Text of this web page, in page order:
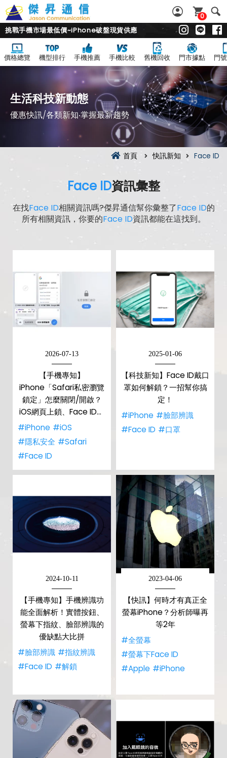
0
挑戰手機市場最低價~iPhone破盤現貨供應
價格總覽 機型排行 手機推薦 手機比較 舊機回收 門市據點 門
生活科技新動態
優惠快訊/各類新知‧掌握最新趨勢
首頁 快訊新知 Face ID
Face ID資訊彙整
在找Face ID相關資訊嗎?傑昇通信幫你彙整了Face ID的
所有相關資訊，你要的Face ID資訊都能在這找到。
2026-07-13
【手機專知】
iPhone「Safari私密瀏覽
鎖定」怎麼關閉/開啟？
iOS網頁上鎖、Face ID解
除教學！
#iPhone #iOS
#隱私安全 #Safari
#Face ID
2025-01-06
【科技新知】Face ID戴口
罩如何解鎖？一招幫你搞
定！
#iPhone #臉部辨識
#Face ID #口罩
2024-10-11
【手機專知】手機辨識功
能全面解析！實體按鈕、
螢幕下指紋、臉部辨識的
優缺點大比拼
#臉部辨識 #指紋辨識
#Face ID #解鎖
2023-04-06
【快訊】何時才有真正全
螢幕iPhone？分析師曝再
等2年
#全螢幕
#螢幕下Face ID
#Apple #iPhone